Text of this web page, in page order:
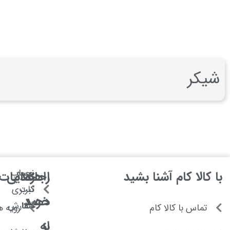
شیکر
با کالا کام آشنا بشید
تماس با کالا کام
اجازه
دهید
حساب
کاربری
شما
راهنمایی
خرید
نحوه
ثبت
سفارش
خدمات
رویه